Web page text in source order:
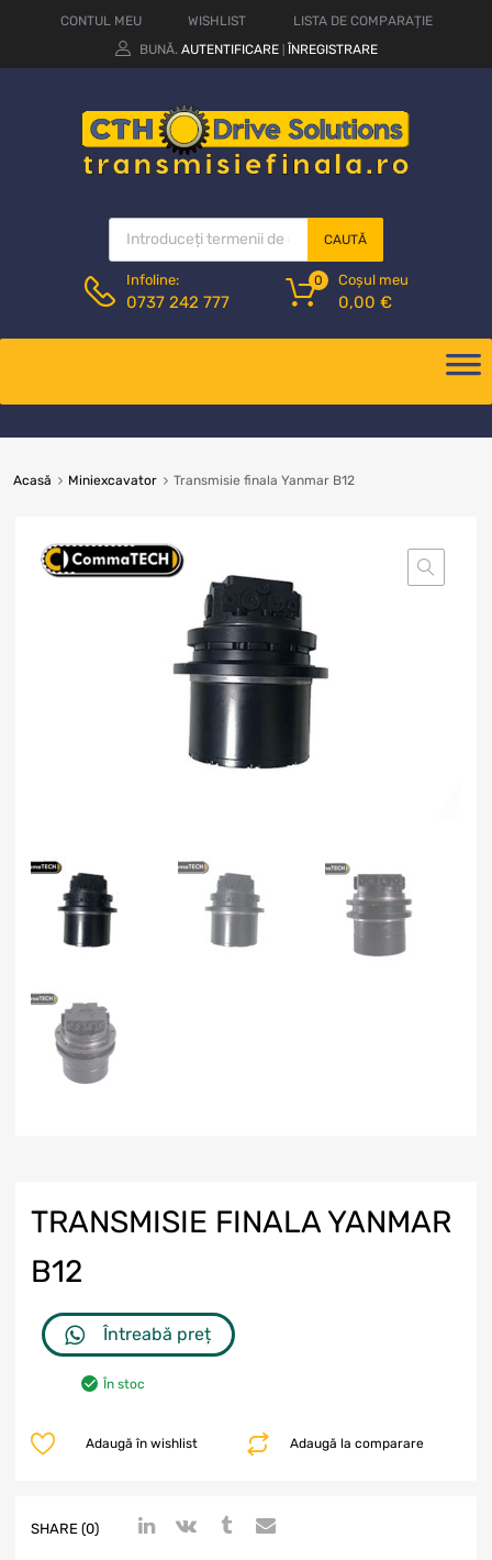
CONTUL MEU WISHLIST
LISTA DE COMPARAȚIE
BUNĂ. AUTENTIFICARE ÎNREGISTRARE
CAUTĂ
Infoline:
0737 242 777
Coșul meu
0,00 €
0
Acasă Miniexcavator Transmisie finala Yanmar B12
TRANSMISIE FINALA YANMAR
B12
Întreabă preț
În stoc
Adaugă la comparare
Adaugă în wishlist
SHARE (0)